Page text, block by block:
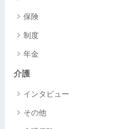
保険
制度
年金
介護
インタビュー
その他